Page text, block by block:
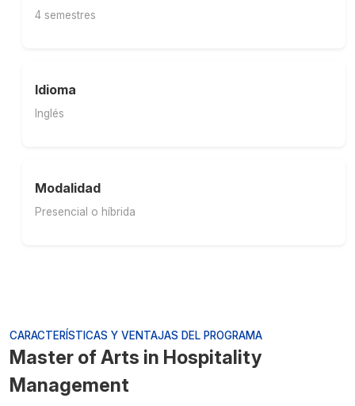
4 semestres
Idioma
Inglés
Modalidad
Presencial o híbrida
CARACTERÍSTICAS Y VENTAJAS DEL PROGRAMA
Master of Arts in Hospitality
Management